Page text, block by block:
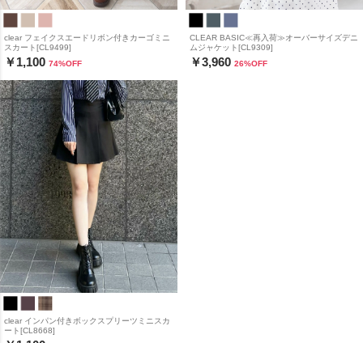
clear フェイクスエードリボン付きカーゴミニ
スカート[CL9499]
￥1,100 74%OFF
CLEAR BASIC≪再入荷≫オーバーサイズデニ
ムジャケット[CL9309]
￥3,960 26%OFF
clear インパン付きボックスプリーツミニスカ
ート[CL8668]